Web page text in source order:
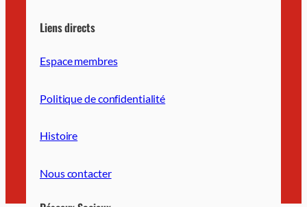
Liens directs
Espace membres
Politique de confidentialité
Histoire
Nous contacter